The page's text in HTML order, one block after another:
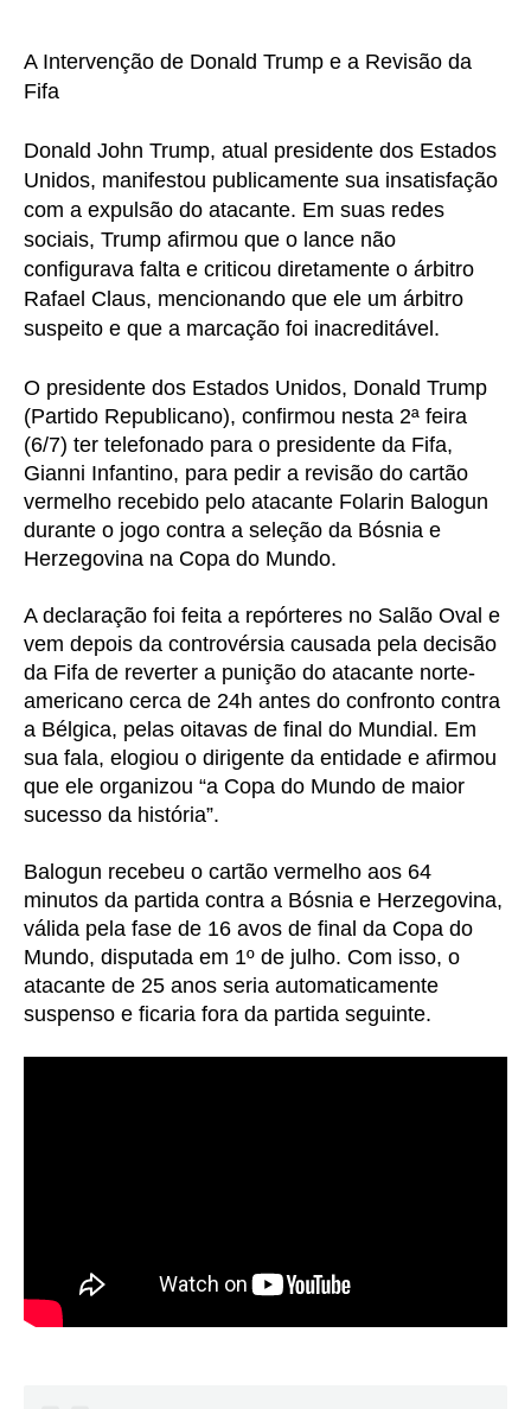
A Intervenção de Donald Trump e a Revisão da
Fifa
Donald John Trump, atual presidente dos Estados
Unidos, manifestou publicamente sua insatisfação
com a expulsão do atacante. Em suas redes
sociais, Trump afirmou que o lance não
configurava falta e criticou diretamente o árbitro
Rafael Claus, mencionando que ele um árbitro
suspeito e que a marcação foi inacreditável.
O presidente dos Estados Unidos, Donald Trump
(Partido Republicano), confirmou nesta 2ª feira
(6/7) ter telefonado para o presidente da Fifa,
Gianni Infantino, para pedir a revisão do cartão
vermelho recebido pelo atacante Folarin Balogun
durante o jogo contra a seleção da Bósnia e
Herzegovina na Copa do Mundo.
A declaração foi feita a repórteres no Salão Oval e
vem depois da controvérsia causada pela decisão
da Fifa de reverter a punição do atacante norte-
americano cerca de 24h antes do confronto contra
a Bélgica, pelas oitavas de final do Mundial. Em
sua fala, elogiou o dirigente da entidade e afirmou
que ele organizou “a Copa do Mundo de maior
sucesso da história”.
Balogun recebeu o cartão vermelho aos 64
minutos da partida contra a Bósnia e Herzegovina,
válida pela fase de 16 avos de final da Copa do
Mundo, disputada em 1º de julho. Com isso, o
atacante de 25 anos seria automaticamente
suspenso e ficaria fora da partida seguinte.